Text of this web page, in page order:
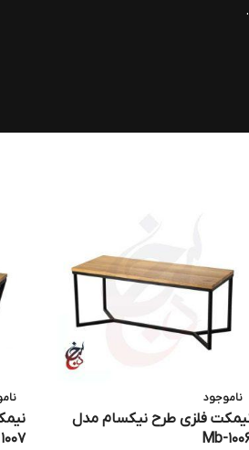
ناموجود
فلزی طرح نیکسام مدل
Mb-
1007